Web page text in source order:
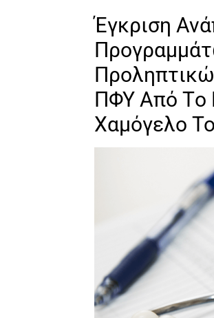
Έγκριση
ΠΦΥ Από Τo
Χαμόγελο